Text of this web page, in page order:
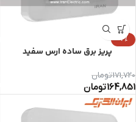
-4%
پریز برق ساده ارس سفید
171,720تومان
164,851تومان